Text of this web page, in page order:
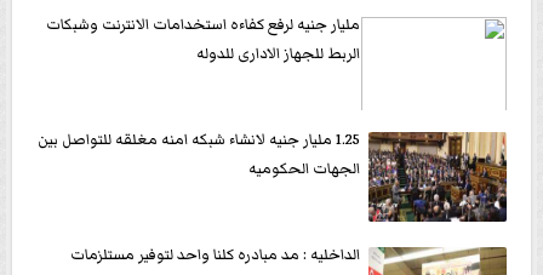
مليار جنيه لرفع كفاءه استخدامات الانترنت وشبكات
الربط للجهاز الادارى للدوله
1.25 مليار جنيه لانشاء شبكه امنه مغلقه للتواصل بين
الجهات الحكوميه
الداخليه : مد مبادره كلنا واحد لتوفير مستلزمات